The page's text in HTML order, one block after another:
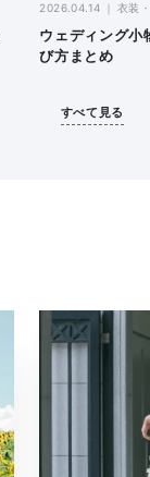
2026.04.14 衣装
ウェディング小
び方まとめ
すべて見る